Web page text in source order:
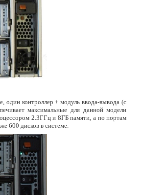
один контроллер + модуль ввода-вывода (с
максимальные для данной модели
2.3ГГц и 8ГБ памяти, а по портам
600 дисков в системе.